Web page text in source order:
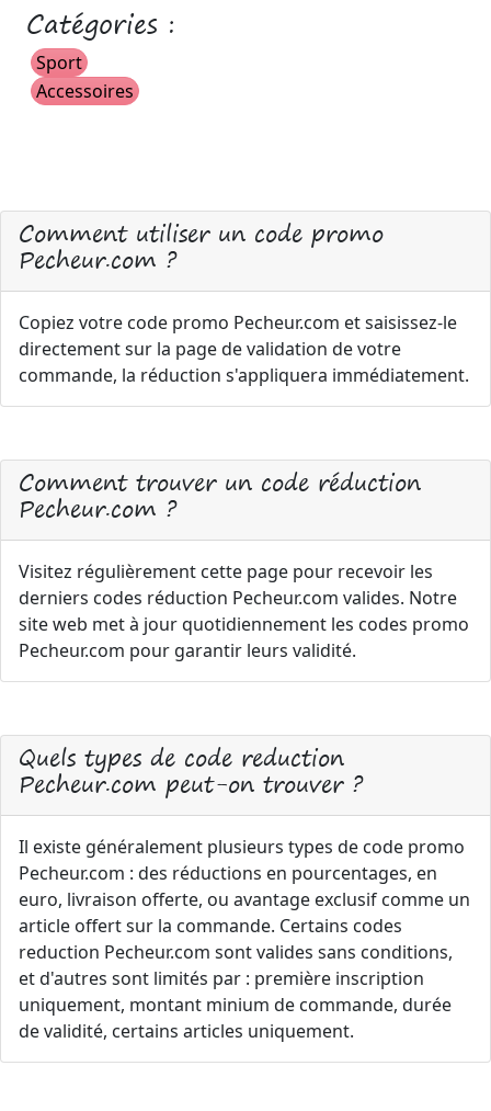
Catégories :
Sport
Accessoires
Comment utiliser un code promo
Pecheur.com ?
Copiez votre code promo Pecheur.com et saisissez-le
directement sur la page de validation de votre
commande, la réduction s'appliquera immédiatement.
Comment trouver un code réduction
Pecheur.com ?
Visitez régulièrement cette page pour recevoir les
derniers codes réduction Pecheur.com valides. Notre
site web met à jour quotidiennement les codes promo
Pecheur.com pour garantir leurs validité.
Quels types de code reduction
Pecheur.com peut-on trouver ?
Il existe généralement plusieurs types de code promo
Pecheur.com : des réductions en pourcentages, en
euro, livraison offerte, ou avantage exclusif comme un
article offert sur la commande. Certains codes
reduction Pecheur.com sont valides sans conditions,
et d'autres sont limités par : première inscription
uniquement, montant minium de commande, durée
de validité, certains articles uniquement.